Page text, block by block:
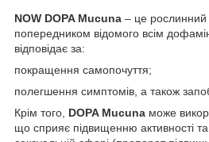
NOW DOPA Mucuna – це рослинний
попередником відомого всім
відповідає за:
покращення самопочуття;
полегшення симптомів, а також
Крім того, DOPA Mucuna може
що сприяє підвищенню активності та